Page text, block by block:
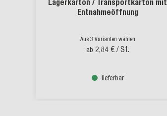
Lagerkarton / Transportkarton mit
Entnahmeöffnung
Aus 3 Varianten wählen
ab 2,84 € / St.
lieferbar